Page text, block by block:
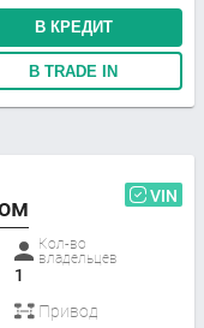
В КРЕДИТ
В TRADE IN
VIN
Кол-во
владельцев
1
Привод